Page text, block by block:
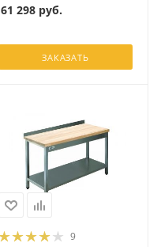
61 298 руб.
ЗАКАЗАТЬ
9